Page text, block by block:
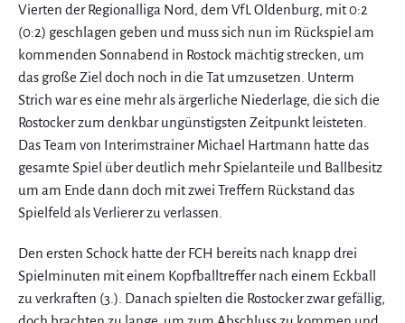
Vierten der Regionalliga Nord, dem VfL Oldenburg, mit 0:2
(0:2) geschlagen geben und muss sich nun im Rückspiel am
kommenden Sonnabend in Rostock mächtig strecken, um
das große Ziel doch noch in die Tat umzusetzen. Unterm
Strich war es eine mehr als ärgerliche Niederlage, die sich die
Rostocker zum denkbar ungünstigsten Zeitpunkt leisteten.
Das Team von Interimstrainer Michael Hartmann hatte das
gesamte Spiel über deutlich mehr Spielanteile und Ballbesitz
um am Ende dann doch mit zwei Treffern Rückstand das
Spielfeld als Verlierer zu verlassen.
Den ersten Schock hatte der FCH bereits nach knapp drei
Spielminuten mit einem Kopfballtreffer nach einem Eckball
zu verkraften (3.). Danach spielten die Rostocker zwar gefällig,